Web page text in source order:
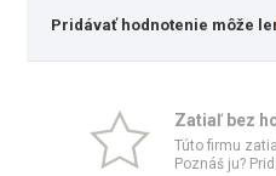
Pridávať hodnotenie môže
Zatiaľ bez
Túto firmu
Poznáš ju?